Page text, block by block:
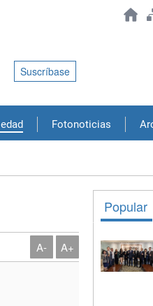
Fotonoticias
Suscríbase
A- A+
Popular